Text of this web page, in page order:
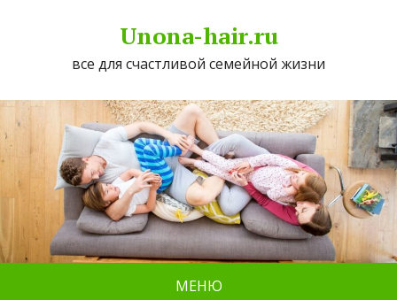
Unona-hair.ru
все для счастливой семейной жизни
МЕНЮ